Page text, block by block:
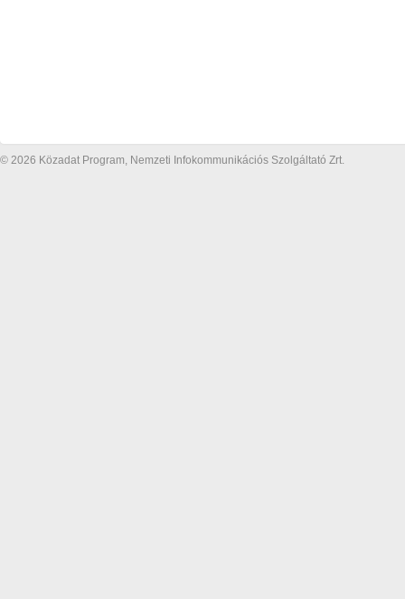
© 2026 Közadat Program, Nemzeti Infokommunikációs Szolgáltató Zrt.